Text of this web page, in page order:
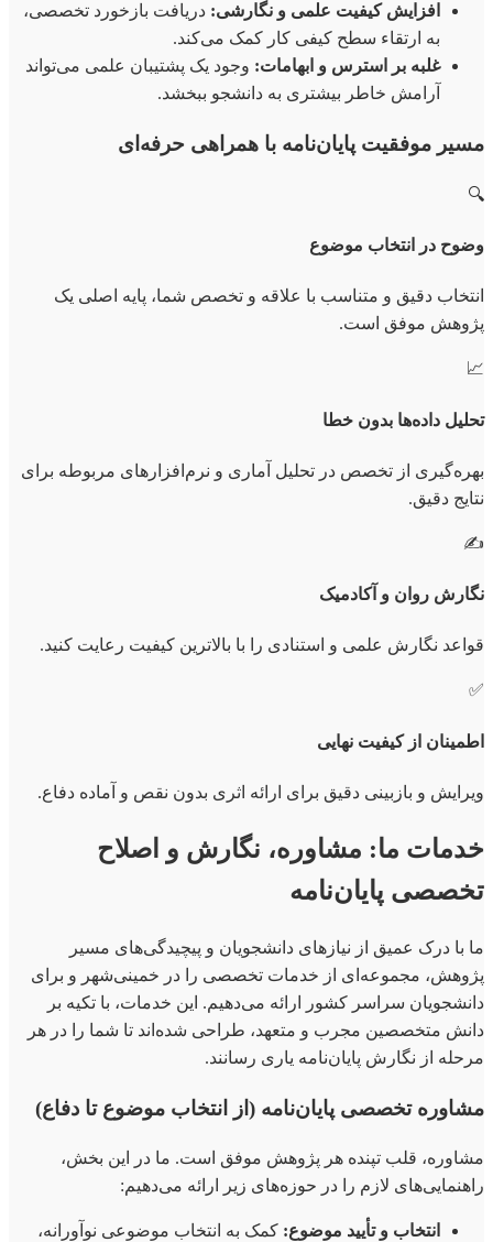
افزایش کیفیت علمی و نگارشی: دریافت بازخورد تخصصی،
به ارتقاء سطح کیفی کار کمک می‌کند.
غلبه بر استرس و ابهامات: وجود یک پشتیبان علمی می‌تواند
آرامش خاطر بیشتری به دانشجو ببخشد.
مسیر موفقیت پایان‌نامه با همراهی حرفه‌ای
🔍
وضوح در انتخاب موضوع
انتخاب دقیق و متناسب با علاقه و تخصص شما، پایه اصلی یک
پژوهش موفق است.
📈
تحلیل داده‌ها بدون خطا
بهره‌گیری از تخصص در تحلیل آماری و نرم‌افزارهای مربوطه برای
نتایج دقیق.
✍️
نگارش روان و آکادمیک
قواعد نگارش علمی و استنادی را با بالاترین کیفیت رعایت کنید.
✅
اطمینان از کیفیت نهایی
ویرایش و بازبینی دقیق برای ارائه اثری بدون نقص و آماده دفاع.
خدمات ما: مشاوره، نگارش و اصلاح
تخصصی پایان‌نامه
ما با درک عمیق از نیازهای دانشجویان و پیچیدگی‌های مسیر
پژوهش، مجموعه‌ای از خدمات تخصصی را در خمینی‌شهر و برای
دانشجویان سراسر کشور ارائه می‌دهیم. این خدمات، با تکیه بر
دانش متخصصین مجرب و متعهد، طراحی شده‌اند تا شما را در هر
مرحله از نگارش پایان‌نامه یاری رسانند.
مشاوره تخصصی پایان‌نامه (از انتخاب موضوع تا دفاع)
مشاوره، قلب تپنده هر پژوهش موفق است. ما در این بخش،
راهنمایی‌های لازم را در حوزه‌های زیر ارائه می‌دهیم:
انتخاب و تأیید موضوع: کمک به انتخاب موضوعی نوآورانه،